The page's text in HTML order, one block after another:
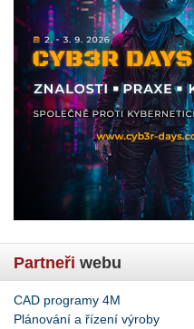
Partneři webu
CAD programy 4M
Plánování a řízení výroby